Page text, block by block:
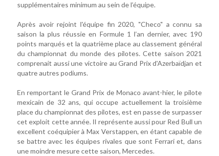
supplémentaires minimum au sein de l’équipe.
Après avoir rejoint l'équipe fin 2020, "Checo" a connu sa
saison la plus réussie en Formule 1 l’an dernier, avec 190
points marqués et la quatrième place au classement général
du championnat du monde des pilotes. Cette saison 2021
comprenait aussi une victoire au Grand Prix d'Azerbaïdjan et
quatre autres podiums.
En remportant le Grand Prix de Monaco avant-hier, le pilote
mexicain de 32 ans, qui occupe actuellement la troisième
place du championnat des pilotes, est en passe de surpasser
cet exploit cette année. Il représente aussi pour Red Bull un
excellent coéquipier à Max Verstappen, en étant capable de
se battre avec les équipes rivales que sont Ferrari et, dans
une moindre mesure cette saison, Mercedes.